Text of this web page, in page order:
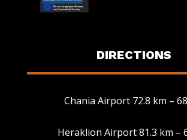
DIRECTIONS
Chania Airport 72.8 km –
Heraklion Airport 81.3 km –